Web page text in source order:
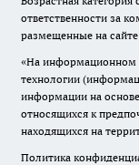
ответственности за
размещенные на
«На информационном
технологии
информации на
относящихся к
находящихся на
Политика